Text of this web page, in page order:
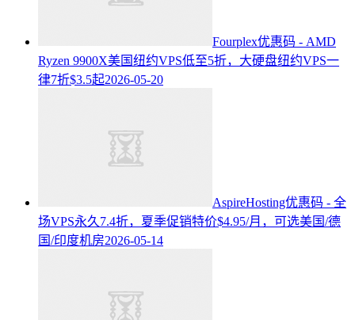
Fourplex优惠码 - AMD
Ryzen 9900X美国纽约VPS低至5折，大硬盘纽约VPS一
律7折$3.5起2026-05-20
AspireHosting优惠码 - 全
场VPS永久7.4折，夏季促销特价$4.95/月，可选美国/德
国/印度机房2026-05-14